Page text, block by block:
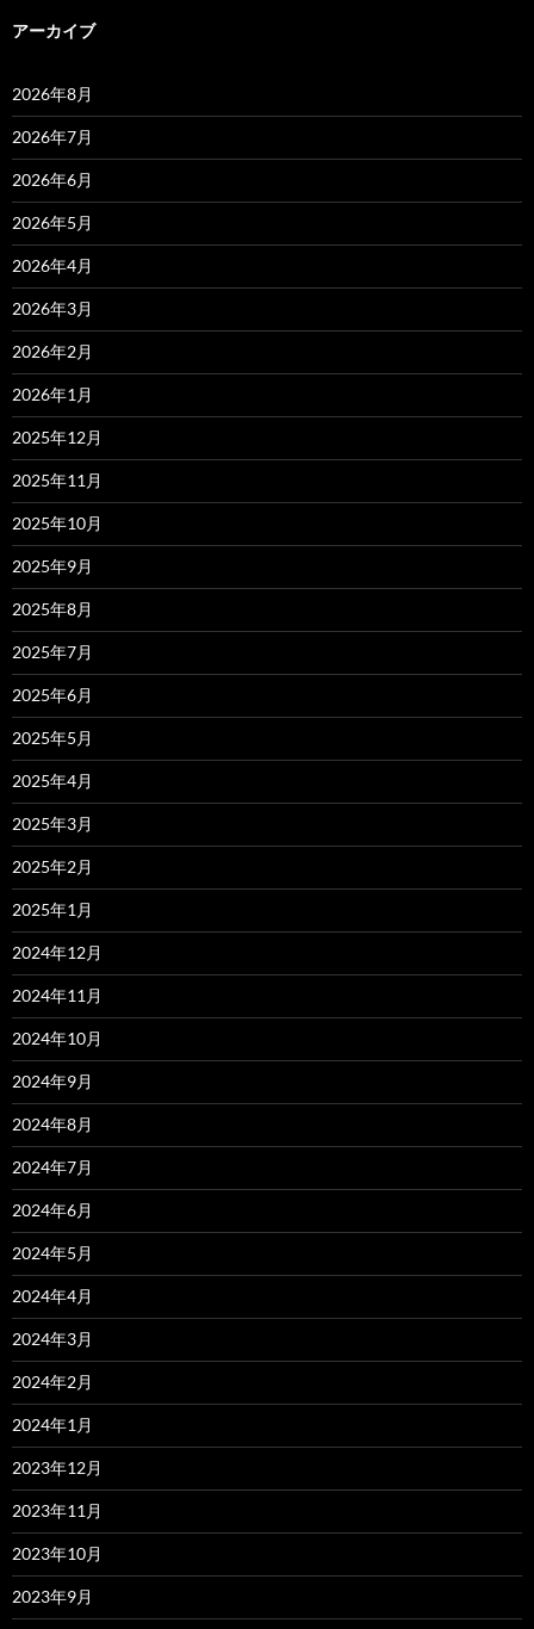
アーカイブ
2026年8月
2026年7月
2026年6月
2026年5月
2026年4月
2026年3月
2026年2月
2026年1月
2025年12月
2025年11月
2025年10月
2025年9月
2025年8月
2025年7月
2025年6月
2025年5月
2025年4月
2025年3月
2025年2月
2025年1月
2024年12月
2024年11月
2024年10月
2024年9月
2024年8月
2024年7月
2024年6月
2024年5月
2024年4月
2024年3月
2024年2月
2024年1月
2023年12月
2023年11月
2023年10月
2023年9月